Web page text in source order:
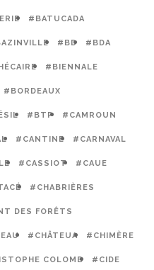
#BATUCADA
#BD #BDA
#BIENNALE
#BORDEAUX
#BTP #CAMROUN
#CANTINE #CARNAVAL
#CASSIOT #CAUE
#CHABRIÈRES
DES FORÊTS
#CHÂTEUA #CHIMÈRE
COLOMB #CIDE